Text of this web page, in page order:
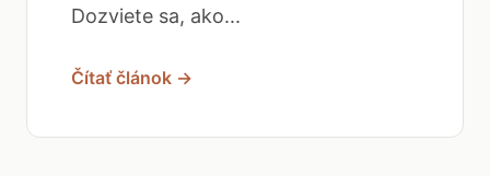
Dozviete sa, ako...
Čítať článok →